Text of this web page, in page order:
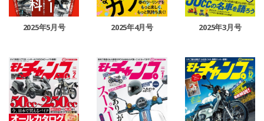
2025年5月号 2025年4月号 2025年3月号